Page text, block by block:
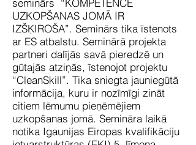
seminārs “KOMPETENCE
UZKOPŠANAS JOMĀ IR
IZŠĶIROŠA”. Seminārs tika īstenots
ar ES atbalstu. Seminārā projekta
partneri dalījās savā pieredzē un
gūtajās atziņās, īstenojot projektu
“CleanSkill”. Tika sniegta jauniegūtā
informācija, kuru ir nozīmīgi zināt
citiem lēmumu pieņēmējiem
uzkopšanas jomā. Semināra laikā
notika Igaunijas Eiropas kvalifikāciju